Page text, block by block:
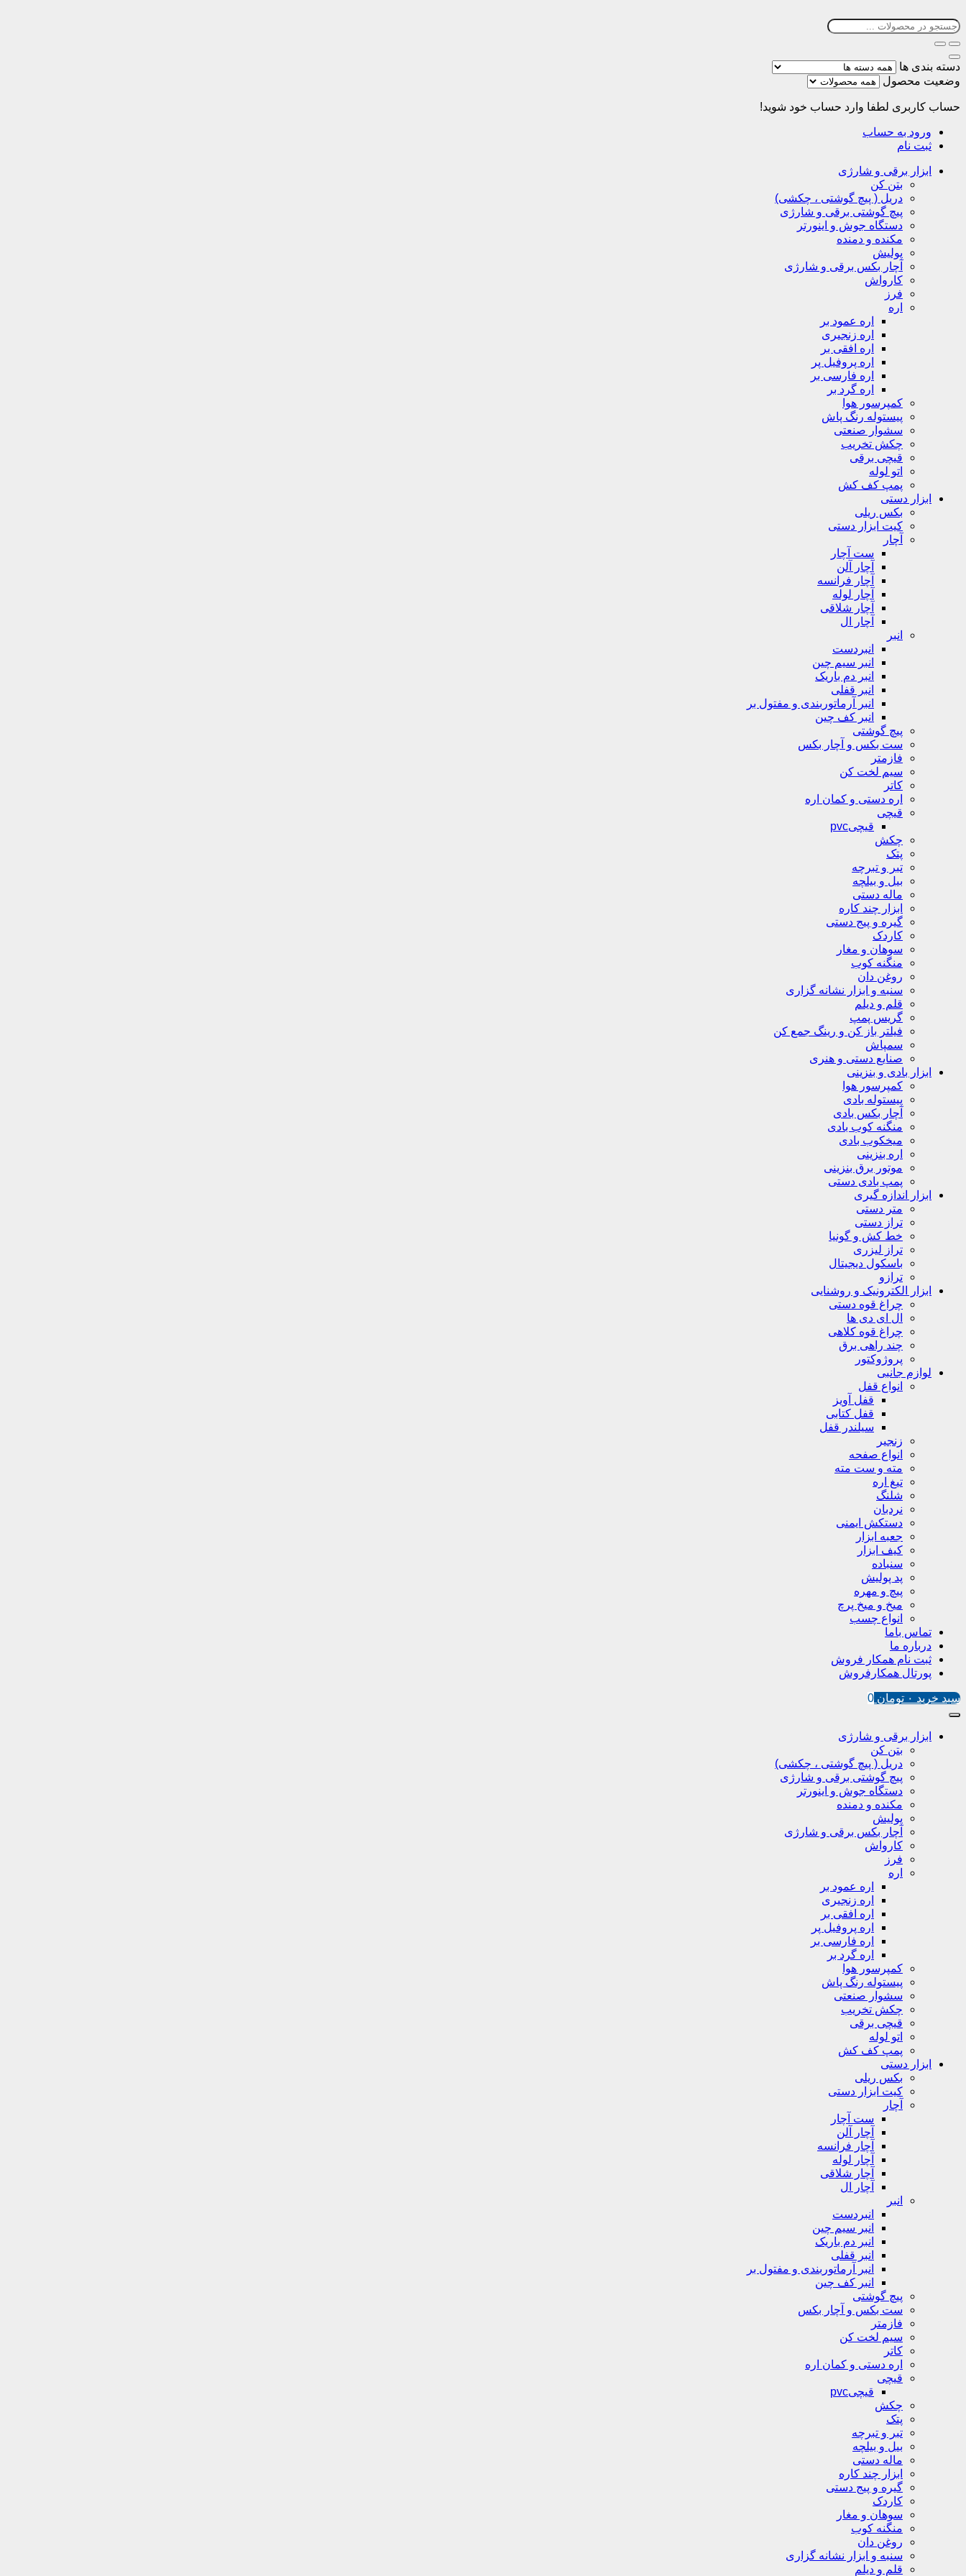
دسته بندی ها
وضعیت محصول
حساب کاربری لطفا وارد حساب خود شوید!
ورود به حساب
ثبت نام
ابزار برقی و شارژی
بتن کن
دریل ( پیچ گوشتی ، چکشی)
پیچ گوشتی برقی و شارژی
دستگاه جوش و اینورتر
مکنده و دمنده
پولیش
آچار بکس برقی و شارژی
کارواش
فرز
اره
اره عمود بر
اره زنجیری
اره افقی بر
اره پروفیل پر
اره فارسی بر
اره گرد بر
کمپرسور هوا
پیستوله رنگ پاش
سشوار صنعتی
چکش تخریب
قیچی برقی
اتو لوله
پمپ کف کش
ابزار دستی
بکس ریلی
کیت ابزار دستی
آچار
ست آچار
آچار آلن
آچار فرانسه
آچار لوله
آچار شلاقی
آچار ال
انبر
انبردست
انبر سیم چین
انبر دم باریک
انبر قفلی
انبر آرماتوربندی و مفتول بر
انبر کف چین
پیچ گوشتی
ست بکس و آچار بکس
فازمتر
سیم لخت کن
کاتر
اره دستی و کمان اره
قیچی
قیچیpvc
چکش
پتک
تبر و تبرچه
بیل و بیلچه
ماله دستی
ابزار چند کاره
گیره و پیج دستی
کاردک
سوهان و مغار
منگنه کوب
روغن دان
سنبه و ابزار نشانه گزاری
قلم و دیلم
گریس پمپ
فیلتر باز کن و رینگ جمع کن
سمپاش
صنایع دستی و هنری
ابزار بادی و بنزینی
کمپرسور هوا
پیستوله بادی
آچار بکس بادی
منگنه کوب بادی
میخکوب بادی
اره بنزینی
موتور برق بنزینی
پمپ بادی دستی
ابزار اندازه گیری
متر دستی
تراز دستی
خط کش و گونیا
تراز لیزری
باسکول دیجیتال
ترازو
ابزار الکترونیک و روشنایی
چراغ قوه دستی
ال ای دی ها
چراغ قوه کلاهی
چند راهی برق
پروژوکتور
لوازم جانبی
انواع قفل
قفل آویز
قفل کتابی
سیلندر قفل
زنجیر
انواع صفحه
مته و ست مته
تیغ اره
شلنگ
نردبان
دستکش ایمنی
جعبه ابزار
کیف ابزار
سنباده
پد پولیش
پیچ و مهره
میخ و میخ پرچ
انواع چسب
تماس باما
درباره ما
ثبت نام همکار فروش
پورتال همکارفروش
سبد خرید ۰ تومان 0
ابزار برقی و شارژی
بتن کن
دریل ( پیچ گوشتی ، چکشی)
پیچ گوشتی برقی و شارژی
دستگاه جوش و اینورتر
مکنده و دمنده
پولیش
آچار بکس برقی و شارژی
کارواش
فرز
اره
اره عمود بر
اره زنجیری
اره افقی بر
اره پروفیل پر
اره فارسی بر
اره گرد بر
کمپرسور هوا
پیستوله رنگ پاش
سشوار صنعتی
چکش تخریب
قیچی برقی
اتو لوله
پمپ کف کش
ابزار دستی
بکس ریلی
کیت ابزار دستی
آچار
ست آچار
آچار آلن
آچار فرانسه
آچار لوله
آچار شلاقی
آچار ال
انبر
انبردست
انبر سیم چین
انبر دم باریک
انبر قفلی
انبر آرماتوربندی و مفتول بر
انبر کف چین
پیچ گوشتی
ست بکس و آچار بکس
فازمتر
سیم لخت کن
کاتر
اره دستی و کمان اره
قیچی
قیچیpvc
چکش
پتک
تبر و تبرچه
بیل و بیلچه
ماله دستی
ابزار چند کاره
گیره و پیج دستی
کاردک
سوهان و مغار
منگنه کوب
روغن دان
سنبه و ابزار نشانه گزاری
قلم و دیلم